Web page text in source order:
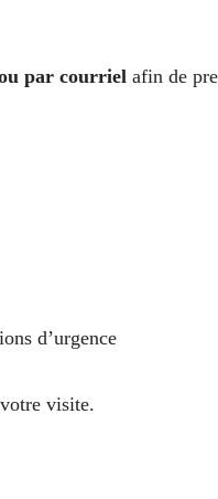
par courriel afin de
d’urgence
visite.